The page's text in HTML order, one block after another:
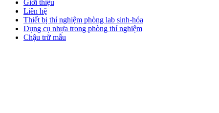
Giới thiệu
Liên hệ
Thiết bị thí nghiệm phòng lab sinh-hóa
Dụng cụ nhựa trong phòng thí nghiệm
Chậu trữ mẫu